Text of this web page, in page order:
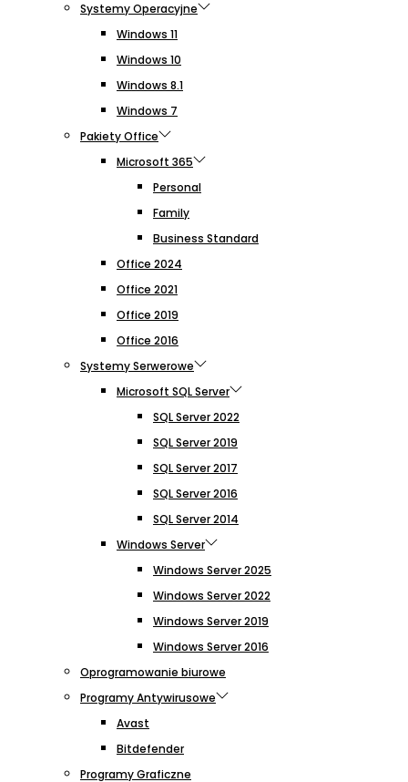
Systemy Operacyjne
Windows 11
Windows 10
Windows 8.1
Windows 7
Pakiety Office
Microsoft 365
Personal
Family
Business Standard
Office 2024
Office 2021
Office 2019
Office 2016
Systemy Serwerowe
Microsoft SQL Server
SQL Server 2022
SQL Server 2019
SQL Server 2017
SQL Server 2016
SQL Server 2014
Windows Server
Windows Server 2025
Windows Server 2022
Windows Server 2019
Windows Server 2016
Oprogramowanie biurowe
Programy Antywirusowe
Avast
Bitdefender
Programy Graficzne